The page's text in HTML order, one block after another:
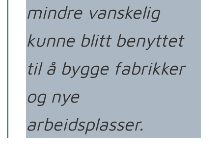
mindre vanskelig
kunne blitt benyttet
til å bygge fabrikker
og nye
arbeidsplasser.